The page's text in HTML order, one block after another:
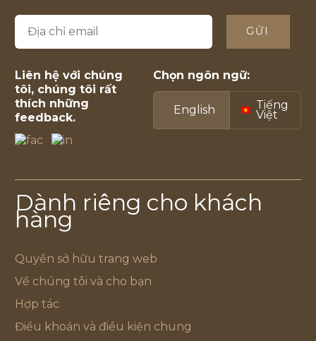
GỬI
Liên hệ với chúng
tôi, chúng tôi rất
thích những
feedback.
Chọn ngôn ngữ:
English Tiếng
Việt
Dành riêng cho khách
hàng
Quyền sở hữu trang web
Về chúng tôi và cho bạn
Hợp tác
Điều khoản và điều kiện chung